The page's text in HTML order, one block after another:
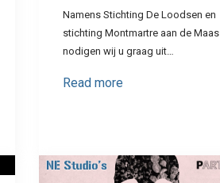
Namens Stichting De Loodsen en
stichting Montmartre aan de Maas
nodigen wij u graag uit…
Read more